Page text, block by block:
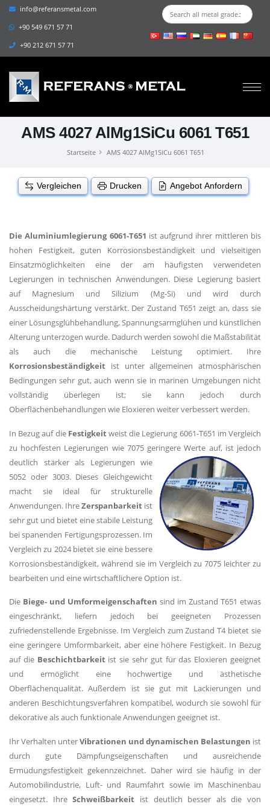
info@referansmetal.com
+90 549 671 57 71
+90 212 671 57 71
AMS 4027 AlMg1SiCu 6061 T651
Startseite AMS 4027 AlMg1SiCu 6061 T651
Vergleichen Drucken Angebot Anfordern
Die Aluminiumlegierung 6061-T651 ist aufgrund ihrer mittleren bis
hohen Festigkeit, guten Korrosionsbeständigkeit und vielseitigen
Einsatzmöglichkeiten eine der am häufigsten verwendeten
Legierungen in technischen Anwendungen. Diese Legierung basiert
auf Magnesium und Silizium (Mg-Si) und wird durch
Ausscheidungshärtung verstärkt. Der Zustand T651 zeigt an, dass sie
einer Lösungsglühbehandlung, Spannungsarmglühen und künstlichen
Alterung unterzogen wurde. Dadurch werden sowohl die Maßstabilität
als auch die mechanische Leistung optimiert. Ihre
Korrosionsbeständigkeit ist unter allgemeinen atmosphärischen
Bedingungen sehr gut, auch wenn sie in marinen Umgebungen nicht
vollständig überlegen ist; sie kann jedoch durch
Oberflächenbehandlungen wie Eloxieren weiter verbessert werden.
In Bezug auf die Festigkeit weist die Legierung 6061-T651 im Vergleich
zu hochfesten Legierungen wie 7075 geringere Werte auf, ist jedoch
deutlich stärker als Legierungen wie
5052 oder 3003. Dieses Gleichgewicht
macht sie ideal für strukturelle
Anwendungen. IhreZerspanbarkeit ist
sehr gut und bietet eine stabile Leistung
bei spanenden Fertigungsprozessen. Im
Vergleich zu 2024 bietet sie eine bessere
Korrosionsbeständigkeit, während sie im Vergleich zu 7075 leichter zu
bearbeiten und eine wirtschaftlichere Option ist.
Die Biege- und Umformeigenschaften sind im Zustand T651 etwas
eingeschränkt, liefern jedoch bei geeigneten Prozessen
zufriedenstellende Ergebnisse. Im Vergleich zum Zustand T4 bietet sie
eine geringere Umformbarkeit, aber eine höhere Festigkeit. In Bezug
auf die Beschichtbarkeit ist sie sehr gut für das Eloxieren geeignet
und ermöglicht eine hochwertige und ästhetische
Oberflächenqualität. Außerdem ist sie gut mit Lackierungen und
anderen Beschichtungsverfahren kompatibel, wodurch sie sowohl für
dekorative als auch funktionale Anwendungen geeignet ist.
Ihr Verhalten unterVibrationen und dynamischen Belastungen ist
durch gute Dämpfungseigenschaften und ausreichende
Ermüdungsfestigkeit gekennzeichnet. Daher wird sie häufig in der
Automobilindustrie, Luft- und Raumfahrt sowie im Maschinenbau
eingesetzt. IhreSchweißbarkeit ist deutlich besser als die von